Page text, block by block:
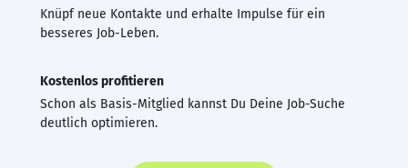
Knüpf neue Kontakte und erhalte Impulse für ein
besseres Job-Leben.
Kostenlos profitieren
Schon als Basis-Mitglied kannst Du Deine Job-Suche
deutlich optimieren.